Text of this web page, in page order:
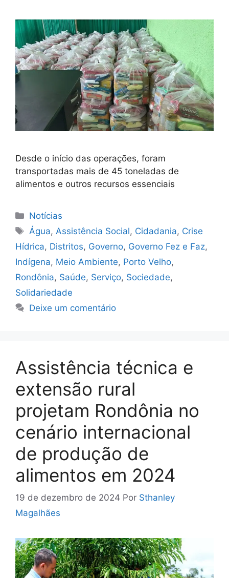
Desde o início das operações, foram
transportadas mais de 45 toneladas de
alimentos e outros recursos essenciais
Categorias
Notícias
Tags
Água, Assistência Social, Cidadania, Crise
Hídrica, Distritos, Governo, Governo Fez e Faz,
Indígena, Meio Ambiente, Porto Velho,
Rondônia, Saúde, Serviço, Sociedade,
Solidariedade
Deixe um comentário
Assistência técnica e
extensão rural
projetam Rondônia no
cenário internacional
de produção de
alimentos em 2024
19 de dezembro de 2024 Por Sthanley
Magalhães